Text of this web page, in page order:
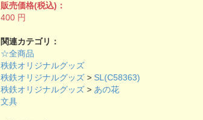
販売価格(税込)：
400 円
関連カテゴリ：
☆全商品
秩鉄オリジナルグッズ
秩鉄オリジナルグッズ > SL(C58363)
秩鉄オリジナルグッズ > あの花
文具